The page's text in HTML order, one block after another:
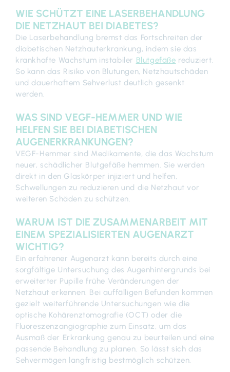
WIE SCHÜTZT EINE LASERBEHANDLUNG
DIE NETZHAUT BEI DIABETES?
Die Laserbehandlung bremst das Fortschreiten der
diabetischen Netzhauterkrankung, indem sie das
krankhafte Wachstum instabiler Blutgefäße reduziert.
So kann das Risiko von Blutungen, Netzhautschäden
und dauerhaftem Sehverlust deutlich gesenkt
werden.
WAS SIND VEGF-HEMMER UND WIE
HELFEN SIE BEI DIABETISCHEN
AUGENERKRANKUNGEN?
VEGF-Hemmer sind Medikamente, die das Wachstum
neuer, schädlicher Blutgefäße hemmen. Sie werden
direkt in den Glaskörper injiziert und helfen,
Schwellungen zu reduzieren und die Netzhaut vor
weiteren Schäden zu schützen.
WARUM IST DIE ZUSAMMENARBEIT MIT
EINEM SPEZIALISIERTEN AUGENARZT
WICHTIG?
Ein erfahrener Augenarzt kann bereits durch eine
sorgfältige Untersuchung des Augenhintergrunds bei
erweiterter Pupille frühe Veränderungen der
Netzhaut erkennen. Bei auffälligen Befunden kommen
gezielt weiterführende Untersuchungen wie die
optische Kohärenztomografie (OCT) oder die
Fluoreszenzangiographie zum Einsatz, um das
Ausmaß der Erkrankung genau zu beurteilen und eine
passende Behandlung zu planen. So lässt sich das
Sehvermögen langfristig bestmöglich schützen.